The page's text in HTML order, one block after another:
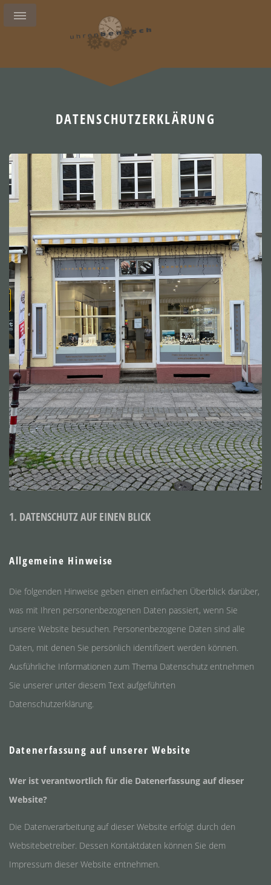
DATENSCHUTZERKLÄRUNG
1. DATENSCHUTZ AUF EINEN BLICK
Allgemeine Hinweise
Die folgenden Hinweise geben einen einfachen Überblick darüber,
was mit Ihren personenbezogenen Daten passiert, wenn Sie
unsere Website besuchen. Personenbezogene Daten sind alle
Daten, mit denen Sie persönlich identifiziert werden können.
Ausführliche Informationen zum Thema Datenschutz entnehmen
Sie unserer unter diesem Text aufgeführten
Datenschutzerklärung.
Datenerfassung auf unserer Website
Wer ist verantwortlich für die Datenerfassung auf dieser
Website?
Die Datenverarbeitung auf dieser Website erfolgt durch den
Websitebetreiber. Dessen Kontaktdaten können Sie dem
Impressum dieser Website entnehmen.